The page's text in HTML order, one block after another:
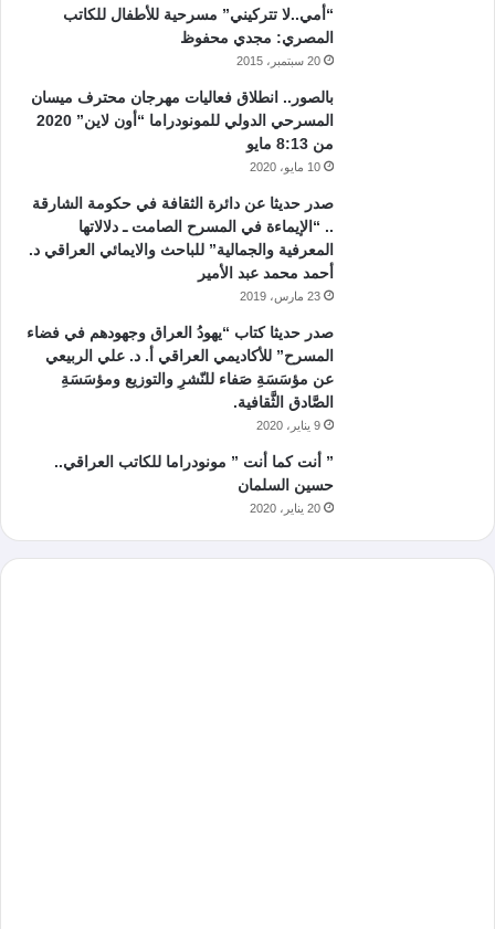
“أمي..لا تتركيني” مسرحية للأطفال للكاتب
المصري: مجدي محفوظ
20 سبتمبر، 2015
بالصور.. انطلاق فعاليات مهرجان محترف ميسان
المسرحي الدولي للمونودراما “أون لاين” 2020
من 8:13 مايو
10 مايو، 2020
صدر حديثا عن دائرة الثقافة في حكومة الشارقة
.. “الإيماءة في المسرح الصامت ـ دلالاتها
المعرفية والجمالية” للباحث والايمائي العراقي د.
أحمد محمد عبد الأمير
23 مارس، 2019
صدر حديثا كتاب “يهودُ العراق وجهودهم في فضاء
المسرح” للأكاديمي العراقي أ. د. علي الربيعي
عن مؤسَسَةِ صَفاء للنّشرِ والتوزيع ومؤسَسَةِ
الصَّادق الثَّقافية.
9 يناير، 2020
” أنت كما أنت ” مونودراما للكاتب العراقي..
حسين السلمان
20 يناير، 2020